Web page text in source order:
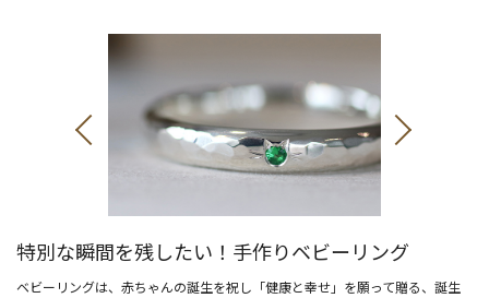
特別な瞬間を残したい！手作りベビーリング
ベビーリングは、赤ちゃんの誕生を祝し「健康と幸せ」を願って贈る、誕生